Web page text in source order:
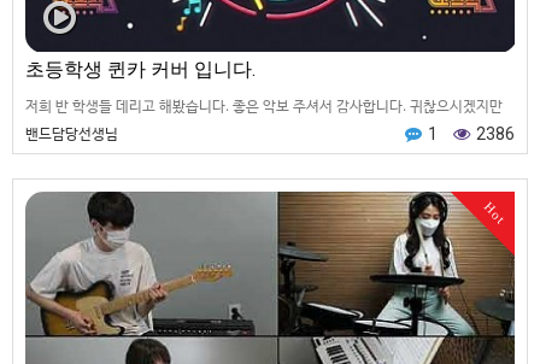
초등학생 퀸카 커버 입니다.
저희 반 학생들 데리고 해봤습니다. 좋은 악보 주셔서 감사합니다. 귀찮으시겠지만
보시고 좋아요 부탁드려요 ^^
밴드담당선생님 1 2386
Hot